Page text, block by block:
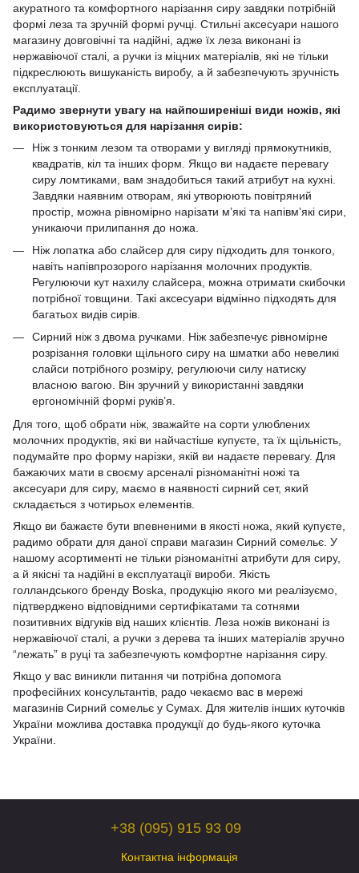
акуратного та комфортного нарізання сиру завдяки потрібній
формі леза та зручній формі ручці. Стильні аксесуари нашого
магазину довговічні та надійні, адже їх леза виконані із
нержавіючої сталі, а ручки із міцних матеріалів, які не тільки
підкреслюють вишуканість виробу, а й забезпечують зручність
експлуатації.
Радимо звернути увагу на найпоширеніші види ножів, які
використовуються для нарізання сирів:
Ніж з тонким лезом та отворами у вигляді прямокутників,
квадратів, кіл та інших форм. Якщо ви надаєте перевагу
сиру ломтиками, вам знадобиться такий атрибут на кухні.
Завдяки наявним отворам, які утворюють повітряний
простір, можна рівномірно нарізати м’які та напівм’які сири,
уникаючи прилипання до ножа.
Ніж лопатка або слайсер для сиру підходить для тонкого,
навіть напівпрозорого нарізання молочних продуктів.
Регулюючи кут нахилу слайсера, можна отримати скибочки
потрібної товщини. Такі аксесуари відмінно підходять для
багатьох видів сирів.
Сирний ніж з двома ручками. Ніж забезпечує рівномірне
розрізання головки щільного сиру на шматки або невеликі
слайси потрібного розміру, регулюючи силу натиску
власною вагою. Він зручний у використанні завдяки
ергономічній формі руків’я.
Для того, щоб обрати ніж, зважайте на сорти улюблених
молочних продуктів, які ви найчастіше купуєте, та їх щільність,
подумайте про форму нарізки, якій ви надаєте перевагу. Для
бажаючих мати в своєму арсеналі різноманітні ножі та
аксесуари для сиру, маємо в наявності сирний сет, який
складається з чотирьох елементів.
Якщо ви бажаєте бути впевненими в якості ножа, який купуєте,
радимо обрати для даної справи магазин Сирний сомельє. У
нашому асортименті не тільки різноманітні атрибути для сиру,
а й якісні та надійні в експлуатації вироби. Якість
голландського бренду Boska, продукцію якого ми реалізуємо,
підтверджено відповідними сертифікатами та сотнями
позитивних відгуків від наших клієнтів. Леза ножів виконані із
нержавіючої сталі, а ручки з дерева та інших матеріалів зручно
“лежать” в руці та забезпечують комфортне нарізання сиру.
Якщо у вас виникли питання чи потрібна допомога
професійних консультантів, радо чекаємо вас в мережі
магазинів Сирний сомельє у Сумах. Для жителів інших куточків
України можлива доставка продукції до будь-якого куточка
України.
+38 (095) 915 93 09
Контактна інформація